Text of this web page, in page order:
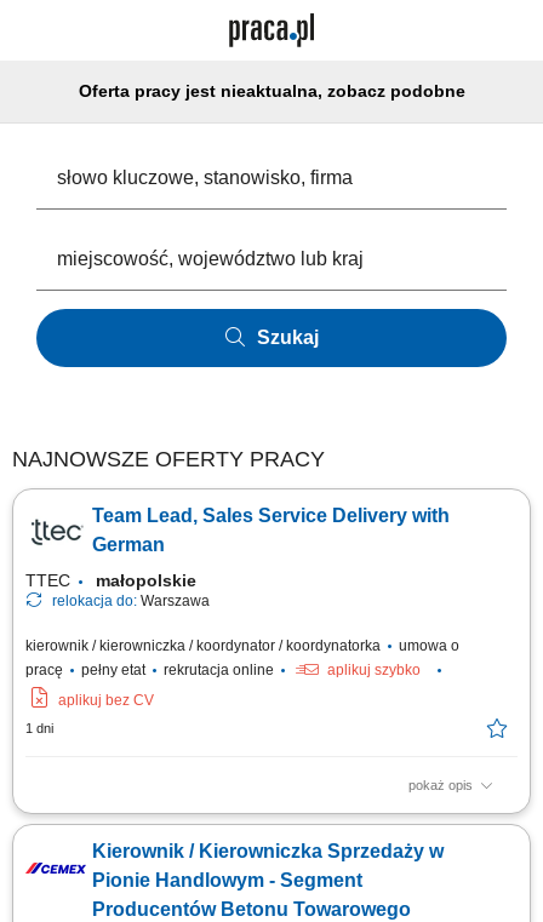
Oferta pracy jest nieaktualna, zobacz podobne
Szukaj
NAJNOWSZE OFERTY PRACY
Team Lead, Sales Service Delivery with
German
TTEC małopolskie
relokacja do: Warszawa
kierownik / kierowniczka / koordynator / koordynatorka
umowa o
pracę
pełny etat rekrutacja online
aplikuj szybko
aplikuj bez CV
1 dni
pokaż opis
Opis stanowiska: Wspieranie i motywowanie zespołu w osiąganiu celów;
i eskalacji klientów; Zapewnianie wysokiej jakości obsługi klienta podczas
każdej rozmowy; Pełnienie roli menedżera pierwszej linii dla zespołu;...
Kierownik / Kierowniczka Sprzedaży w
Pionie Handlowym - Segment
Producentów Betonu Towarowego